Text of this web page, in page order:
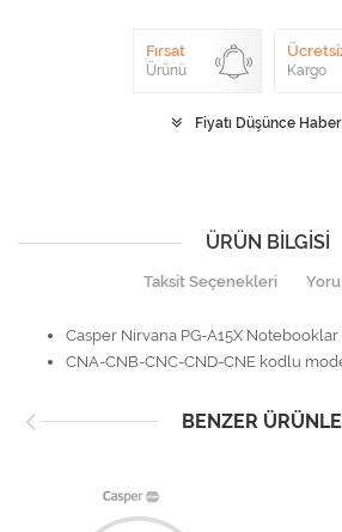
Fırsat
Ürünü Kargo
Fiyatı Düşünce Haber
ÜRÜN BILGISI
Taksit Seçenekleri
Casper Nirvana PG-A15X
CNA-CNB-CNC-CND-CNE kodlu
BENZER